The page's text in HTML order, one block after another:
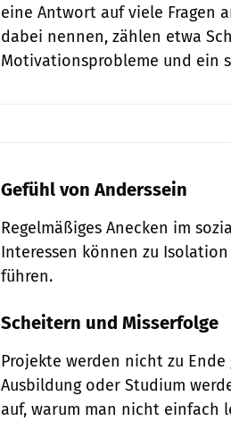
eine Antwort auf viele Fragen
dabei nennen, zählen etwa
Motivationsprobleme und ein
Gefühl von Anderssein
Regelmäßiges Anecken im
Interessen können zu
führen.
Scheitern und Misserfolge
Projekte werden nicht zu
Ausbildung oder Studium
auf, warum man nicht einfach